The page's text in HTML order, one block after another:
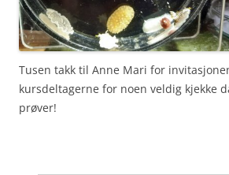
Tusen takk til Anne Mari for
kursdeltagerne for noen veldig kjekke
prøver!